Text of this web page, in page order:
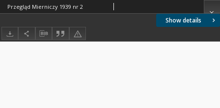
Show details
Przegląd Mierniczy 1939 nr 2